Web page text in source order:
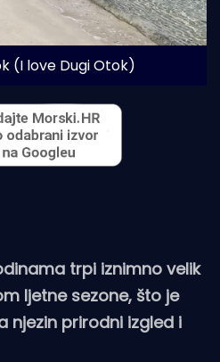
(I love Dugi Otok)
trpi iznimno velik
ljetne sezone, što je
njezin prirodni izgled i